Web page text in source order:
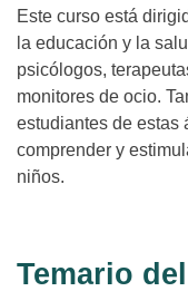
Este curso está
la educación y la
psicólogos,
monitores de ocio.
estudiantes de estas
comprender y
niños.
Temario